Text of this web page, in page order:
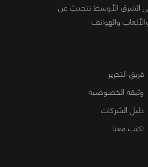
الشرق الأوسط تتحدث عن
والهواتف
فريق التحرير
وثيقة الخصوصية
دليل الشركات
اكتب معنا